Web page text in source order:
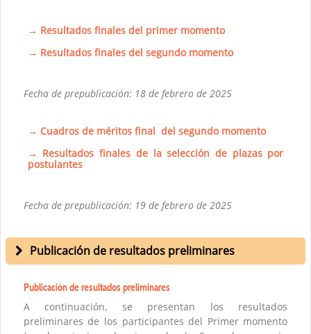
→ Resultados finales del primer momento
→ Resultados finales del segundo momento
Fecha de prepublicación: 18 de febrero de 2025
→ Cuadros de méritos final del segundo momento
→ Resultados finales de la selección de plazas por
postulantes
Fecha de prepublicación: 19 de febrero de 2025
Publicación de resultados preliminares
Publicación de resultados preliminares
A continuación, se presentan los resultados
preliminares de los participantes del Primer momento